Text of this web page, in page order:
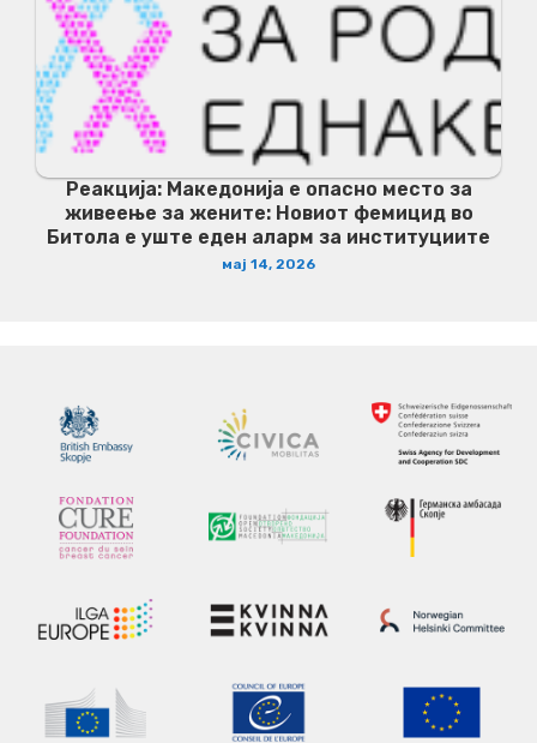
Реакција: Македонија е опасно место за
живеење за жените: Новиот фемицид во
Битола е уште еден аларм за институциите
мај 14, 2026